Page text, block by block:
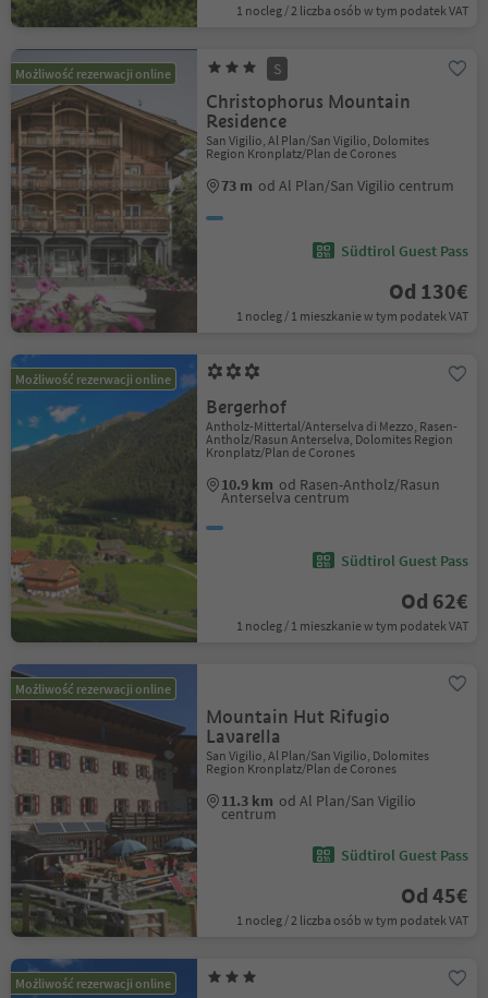
1 nocleg / 2 liczba osób w tym podatek VAT
Możliwość rezerwacji online S
Christophorus Mountain
Residence
San Vigilio, Al Plan/San Vigilio, Dolomites
Region Kronplatz/Plan de Corones
73 m od Al Plan/San Vigilio centrum
Südtirol Guest Pass
Od 130€
1 nocleg / 1 mieszkanie w tym podatek VAT
Możliwość rezerwacji online
Bergerhof
Antholz-Mittertal/Anterselva di Mezzo, Rasen-
Antholz/Rasun Anterselva, Dolomites Region
Kronplatz/Plan de Corones
10.9 km od Rasen-Antholz/Rasun
Anterselva centrum
Südtirol Guest Pass
Od 62€
1 nocleg / 1 mieszkanie w tym podatek VAT
Możliwość rezerwacji online
Mountain Hut Rifugio
Lavarella
San Vigilio, Al Plan/San Vigilio, Dolomites
Region Kronplatz/Plan de Corones
11.3 km od Al Plan/San Vigilio
centrum
Südtirol Guest Pass
Od 45€
1 nocleg / 2 liczba osób w tym podatek VAT
Możliwość rezerwacji online